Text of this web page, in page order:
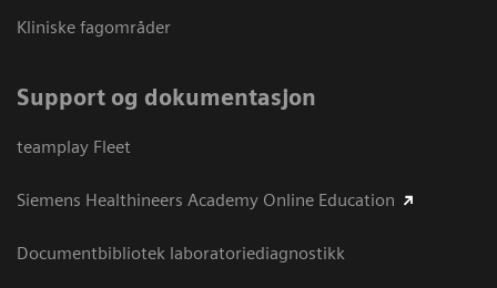
Kliniske fagområder
Support og dokumentasjon
teamplay Fleet
Siemens Healthineers Academy Online Education
Documentbibliotek laboratoriediagnostikk